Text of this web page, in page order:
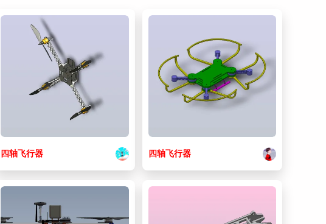
四轴飞行器 四轴飞行器